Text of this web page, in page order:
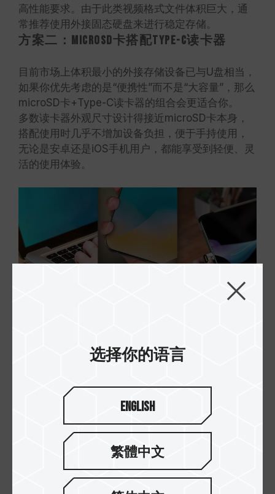
高性能要求。由于此类视频格式文件体积巨大，通
常推荐使用外接固态硬盘来进行稳定存储。
方案二：microSD卡搭配Type-C读卡器
目前市场上体积最小的外接存储设备已与U盘相当，
如果你优先考虑的是“便携性”而不是“大容量”，那么
microSD卡+Type-C读卡器的组合会更适合你。
多数读卡器外观尺寸设计得接近microSD卡本身，
搭配使用时几乎不增加设备负担，便于手持使用，
无论是安卓还是iOS手机用户，都能享受到轻便、灵
活的使用体验。
TEAMGROUP PRO+ MicroSDXC UHS-I U3 A2
TEAMGROUP ULTRA CR I Type-C microSD读卡
这个组合不仅利用了读卡器的小巧优势，通过Type-
C接口还可完整释放microSD卡的读写性能，真正实
现“掌上工作站”的便携体验。
如何选择？两种方案按需求区分如下
选择你的语言
English
繁體中文